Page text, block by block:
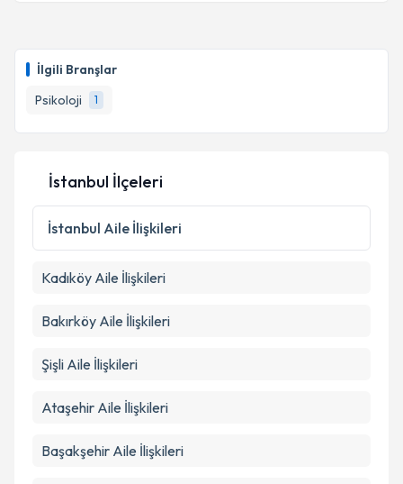
İlgili Branşlar
Psikoloji
1
İstanbul İlçeleri
İstanbul Aile İlişkileri
Kadıköy Aile İlişkileri
Bakırköy Aile İlişkileri
Şişli Aile İlişkileri
Ataşehir Aile İlişkileri
Başakşehir Aile İlişkileri